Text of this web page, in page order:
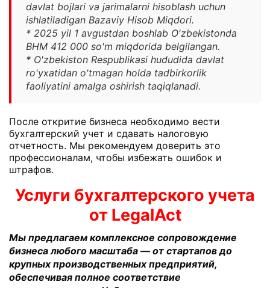
davlat bojlari va jarimalarni hisoblash uchun
ishlatiladigan Bazaviy Hisob Miqdori.
* 2025 yil 1 avgustdan boshlab O'zbekistonda
BHM 412 000 so'm miqdorida belgilangan.
* O'zbekiston Respublikasi hududida davlat
ro'yxatidan o'tmagan holda tadbirkorlik
faoliyatini amalga oshirish taqiqlanadi.
После откритие бизнеса необходимо вести
бухгалтерский учет и сдавать налоговую
отчетность. Мы рекомендуем доверить это
профессионалам, чтобы избежать ошибок и
штрафов.
Услуги бухгалтерского учета
от LegalAct
Мы предлагаем комплексное сопровождение
бизнеса любого масштаба — от стартапов до
крупных производственных предприятий,
обеспечивая полное соответствие